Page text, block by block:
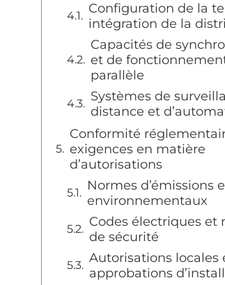
Configuration de la
intégration de la
Capacités de
et de
parallèle
Systèmes de
distance et
Conformité
exigences en matière
d’autorisations
Normes d’émissions
environnementaux
Codes électriques et
de sécurité
Autorisations locales
approbations